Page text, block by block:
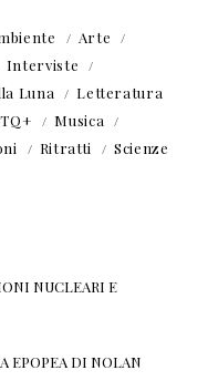
Arte
Interviste
Luna
Letteratura
Musica
Ritratti
Scienze
NUCLEARI E
EPOPEA DI NOLAN